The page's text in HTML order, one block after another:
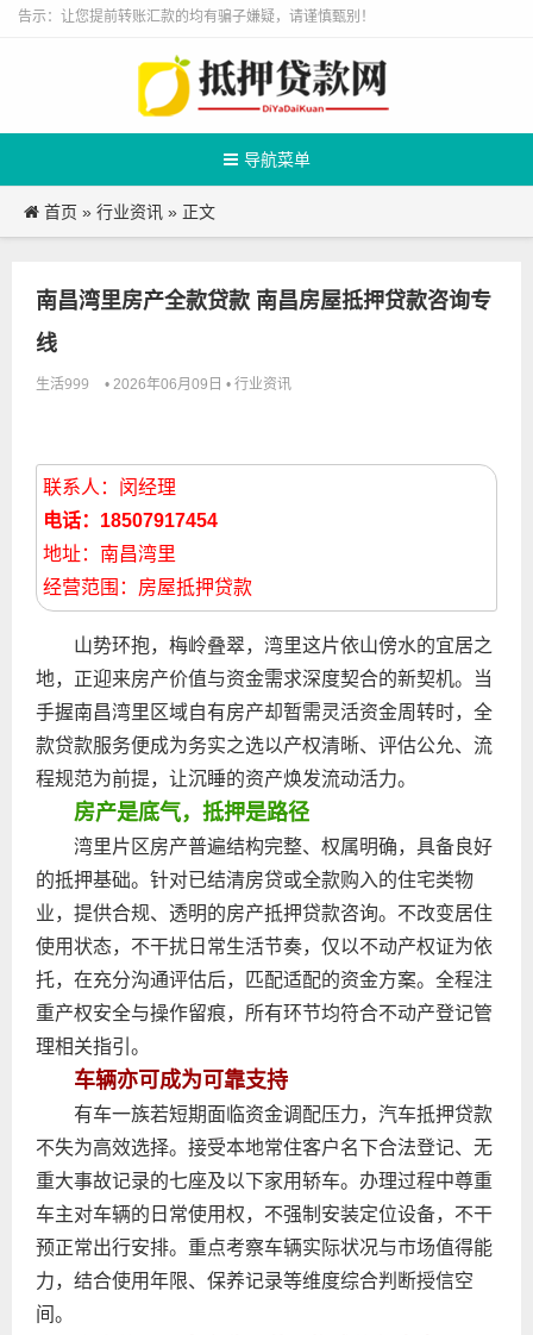
告示：让您提前转账汇款的均有骗子嫌疑，请谨慎甄别！
导航菜单
首页 » 行业资讯 » 正文
南昌湾里房产全款贷款 南昌房屋抵押贷款咨询专
线
生活999 • 2026年06月09日 • 行业资讯
联系人：闵经理
电话：18507917454
地址：南昌湾里
经营范围：房屋抵押贷款
山势环抱，梅岭叠翠，湾里这片依山傍水的宜居之
地，正迎来房产价值与资金需求深度契合的新契机。当
手握南昌湾里区域自有房产却暂需灵活资金周转时，全
款贷款服务便成为务实之选以产权清晰、评估公允、流
程规范为前提，让沉睡的资产焕发流动活力。
房产是底气，抵押是路径
湾里片区房产普遍结构完整、权属明确，具备良好
的抵押基础。针对已结清房贷或全款购入的住宅类物
业，提供合规、透明的房产抵押贷款咨询。不改变居住
使用状态，不干扰日常生活节奏，仅以不动产权证为依
托，在充分沟通评估后，匹配适配的资金方案。全程注
重产权安全与操作留痕，所有环节均符合不动产登记管
理相关指引。
车辆亦可成为可靠支持
有车一族若短期面临资金调配压力，汽车抵押贷款
不失为高效选择。接受本地常住客户名下合法登记、无
重大事故记录的七座及以下家用轿车。办理过程中尊重
车主对车辆的日常使用权，不强制安装定位设备，不干
预正常出行安排。重点考察车辆实际状况与市场值得能
力，结合使用年限、保养记录等维度综合判断授信空
间。